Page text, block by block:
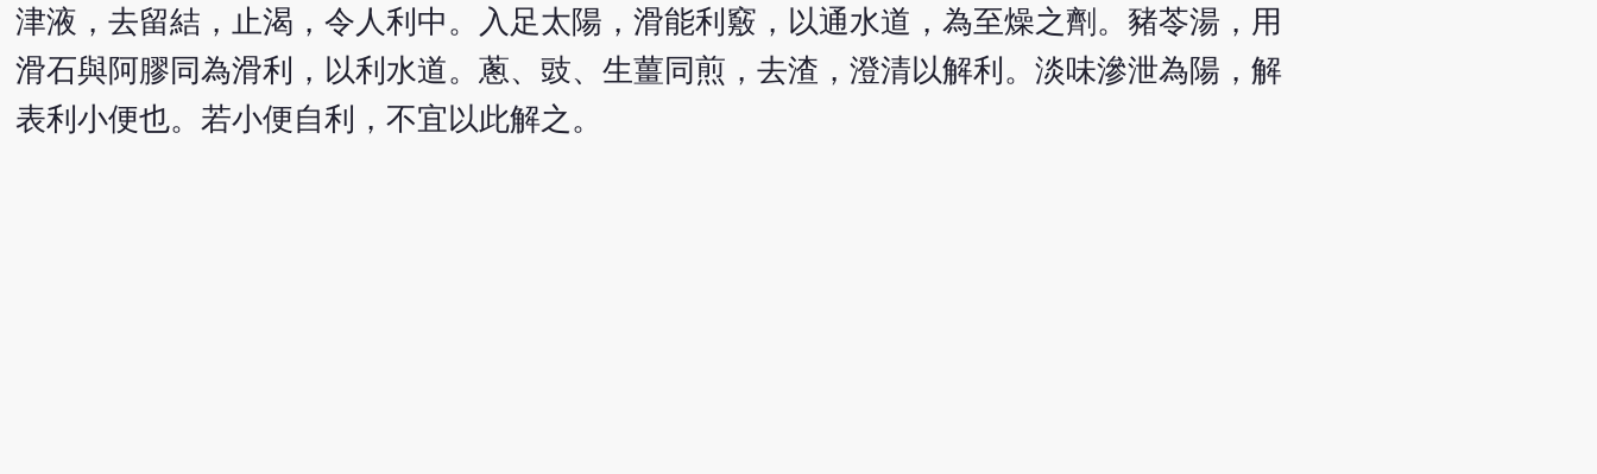
津液，去留結，止渴，令人利中。入足太陽，滑能利竅，以通水道，為至燥之劑。豬苓湯，用
滑石與阿膠同為滑利，以利水道。蔥、豉、生薑同煎，去渣，澄清以解利。淡味滲泄為陽，解
表利小便也。若小便自利，不宜以此解之。